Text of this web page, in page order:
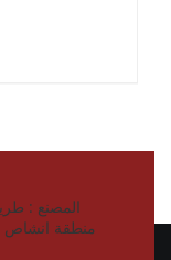
منطقة انشاص